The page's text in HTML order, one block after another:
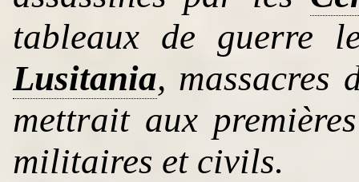
tableaux de guerre
Lusitania, massacres
mettrait aux
militaires et civils.